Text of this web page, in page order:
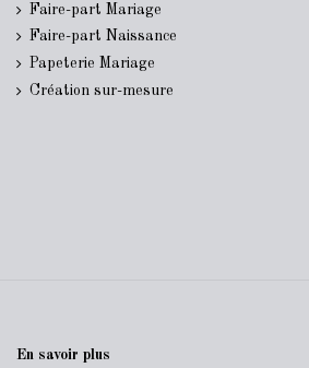
Faire-part Mariage
Faire-part Naissance
Papeterie Mariage
Création sur-mesure
En savoir plus